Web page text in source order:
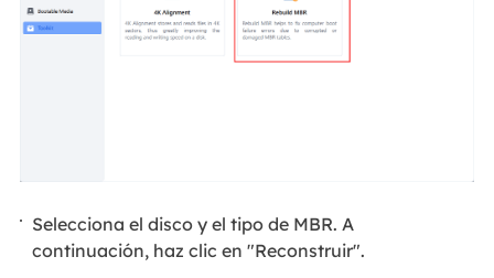
Selecciona el disco y el tipo de MBR. A
continuación, haz clic en "Reconstruir".